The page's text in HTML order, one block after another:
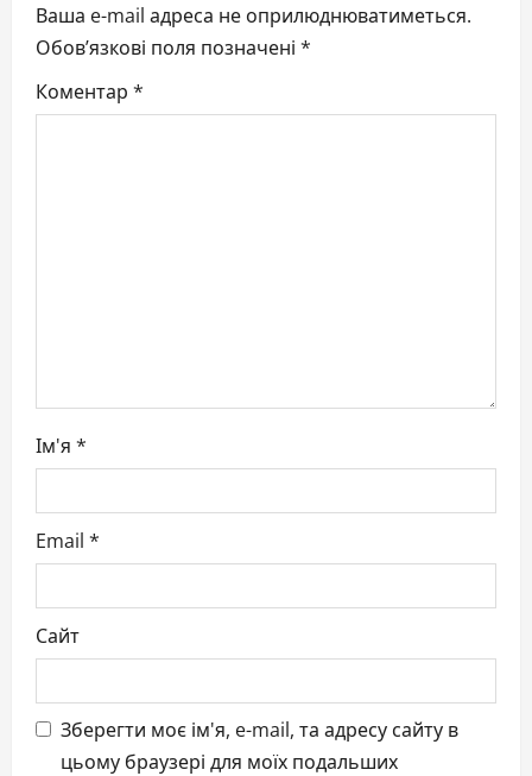
Ваша e-mail адреса не оприлюднюватиметься.
Обов’язкові поля позначені *
Коментар *
Ім'я *
Email *
Сайт
Зберегти моє ім'я, e-mail, та адресу сайту в
цьому браузері для моїх подальших